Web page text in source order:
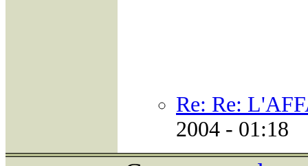
Re: Re:
2004 - 01:18